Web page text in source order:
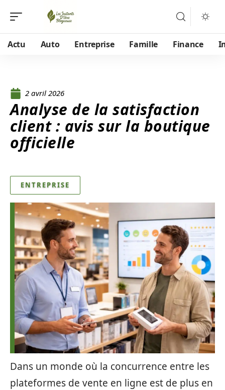
Actu Auto Entreprise Famille Finance
2 avril 2026
Analyse de la satisfaction
client : avis sur la boutique
officielle
ENTREPRISE
Dans un monde où la concurrence entre les
plateformes de vente en ligne est de plus en